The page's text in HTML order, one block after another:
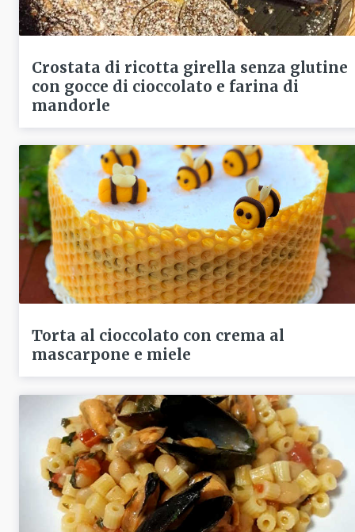
Crostata di ricotta girella senza glutine
con gocce di cioccolato e farina di
mandorle
Torta al cioccolato con crema al
mascarpone e miele